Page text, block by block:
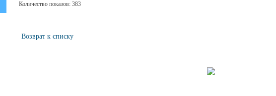
Количество показов: 383
Возврат к списку